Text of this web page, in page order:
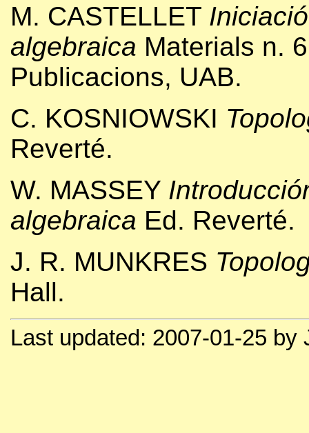
M. CASTELLET
algebraica Materials n.
Publicacions, UAB.
C. KOSNIOWSKI
Reverté.
W. MASSEY
algebraica Ed. Reverté.
J. R. MUNKRES
Hall.
Last updated: 2007-01-25 by